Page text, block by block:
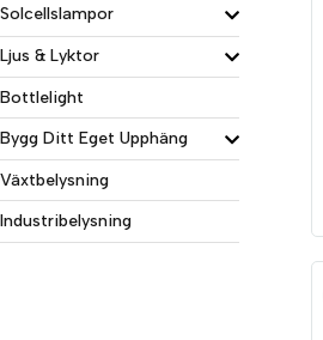
Solcellslampor
Ljus & Lyktor
Bottlelight
Bygg Ditt Eget Upphäng
Växtbelysning
Industribelysning